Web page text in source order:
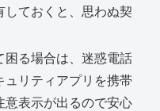
しておくと、思わぬ契
困る場合は、迷惑電話
ュリティアプリを携帯
意表示が出るので安心